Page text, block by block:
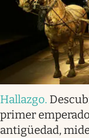
Hallazgo.
primer
antigüedad,